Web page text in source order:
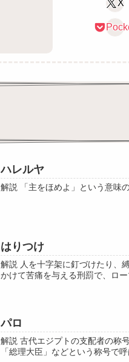
X
ハレルヤ
解説 「主をほめよ」という意味の
はりつけ
解説 人を十字架に釘づけたり、
かけて苦痛を与える刑罰で、ロ
パロ
解説 古代エジプトの支配者の称
「総理大臣」などという称号で